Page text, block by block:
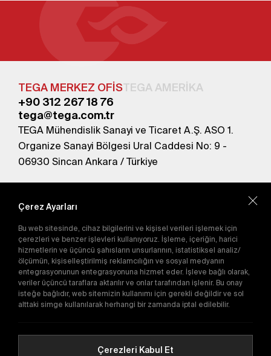
TEGA MERKEZ OFİSTEGA AMERİKA
+90 312 267 18 76
tega@tega.com.tr
TEGA Mühendislik Sanayi ve Ticaret A.Ş. ASO 1.
Organize Sanayi Bölgesi Ural Caddesi No: 9 -
06930 Sincan Ankara / Türkiye
abone olun.
Gönder
Abone olarakGizlilik Politikası'nı
kabul etmiş
olursunuz.
E-Katalog
Çerez Ayarları
Bu web sitesinde, cihaz bilgilerini ve kişisel verileri işlemek için
çerezleri ve benzer işlevleri kullanıyoruz. İşleme, içeriğin, harici
hizmetlerin ve üçüncü şahısların unsurlarının, istatistiksel analiz/
ölçümün, kişiselleştirilmiş reklamcılığın ve sosyal medyanın
entegrasyonunun entegrasyonuna hizmet eder. İşleve bağlı olarak,
veriler üçüncü taraflara aktarılır ve onlar tarafından işlenir. Bu onay
isteğe bağlıdır, web sitemizin kullanımı için gerekli değildir ve sol
alttaki simge kullanılarak herhangi bir zamanda iptal edilebilir.
Çerezleri Kabul Et